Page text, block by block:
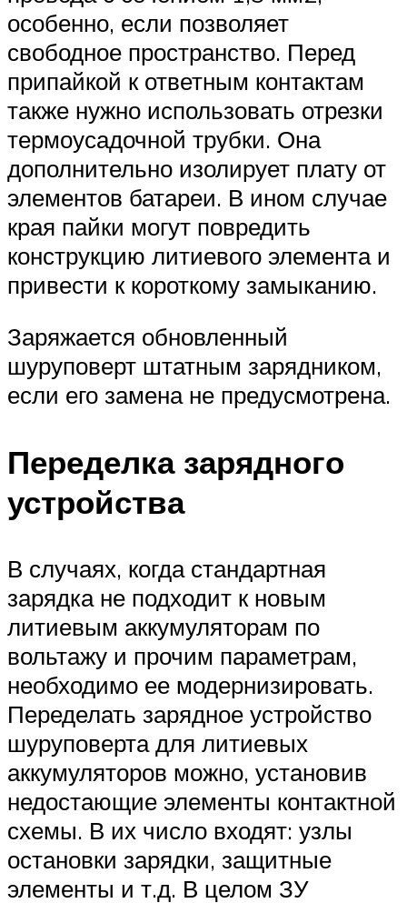
особенно, если позволяет
свободное пространство. Перед
припайкой к ответным контактам
также нужно использовать отрезки
термоусадочной трубки. Она
дополнительно изолирует плату от
элементов батареи. В ином случае
края пайки могут повредить
конструкцию литиевого элемента и
привести к короткому замыканию.
Заряжается обновленный
шуруповерт штатным зарядником,
если его замена не предусмотрена.
Переделка зарядного
устройства
В случаях, когда стандартная
зарядка не подходит к новым
литиевым аккумуляторам по
вольтажу и прочим параметрам,
необходимо ее модернизировать.
Переделать зарядное устройство
шуруповерта для литиевых
аккумуляторов можно, установив
недостающие элементы контактной
схемы. В их число входят: узлы
остановки зарядки, защитные
элементы и т.д. В целом ЗУ